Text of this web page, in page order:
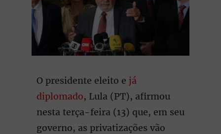
O presidente eleito e já
diplomado, Lula (PT), afirmou
nesta terça-feira (13) que, em seu
governo, as privatizações vão